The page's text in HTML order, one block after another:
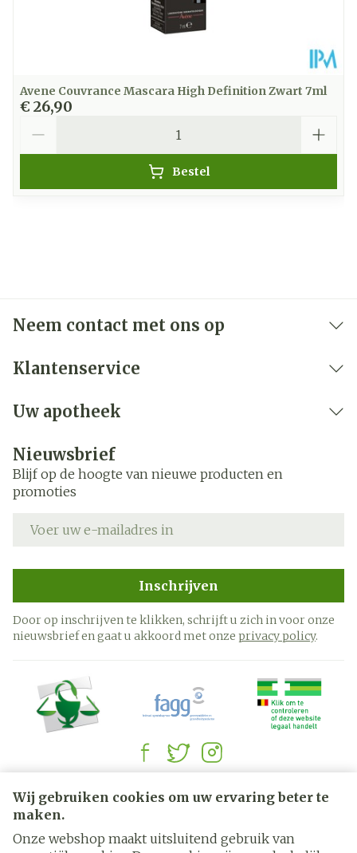
Wij gebruiken cookies om uw ervaring beter te
maken.
Onze webshop maakt uitsluitend gebruik van
Avene Couvrance Mascara High Definition Zwart 7ml
€ 26,90
Bestel
Neem contact met ons op
Klantenservice
Uw apotheek
Nieuwsbrief
Blijf op de hoogte van nieuwe producten en
promoties
Inschrijven
Door op inschrijven te klikken, schrijft u zich in voor onze
nieuwsbrief en gaat u akkoord met onze privacy policy.
Juridische links